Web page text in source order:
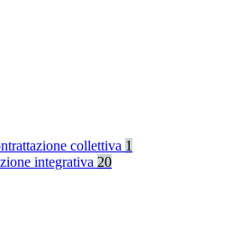
collettiva 1
integrativa 20